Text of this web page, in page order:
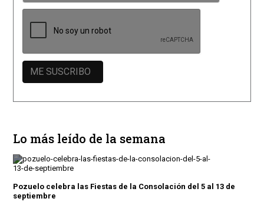
Lo más leído de la semana
Pozuelo celebra las Fiestas de la Consolación del 5 al 13 de
septiembre